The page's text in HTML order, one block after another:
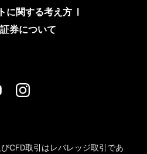
に関する考え方 |
券について
CFD取引はレバレッジ取引であ